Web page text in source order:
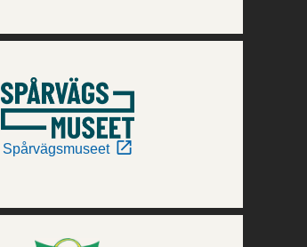
Spårvägsmuseet